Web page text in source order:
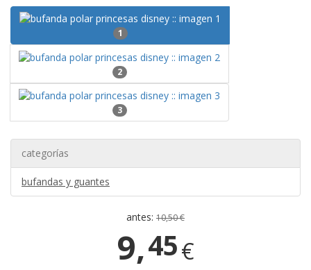
1
2
3
categorías
bufandas y guantes
antes: 10,50 €
9,45€